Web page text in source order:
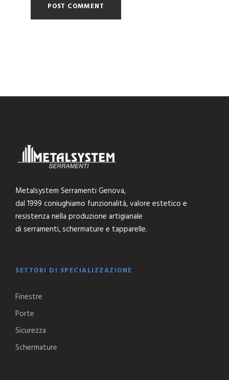
Metalsystem Serramenti Genova,
dal 1999 coniughiamo funzionalità, valore estetico e
resistenza nella produzione artigianale
di serramenti, schermature e tapparelle.
SETTORI DI SPECIALIZZAZIONE
Finestre
Porte
Sicurezza
Schermature